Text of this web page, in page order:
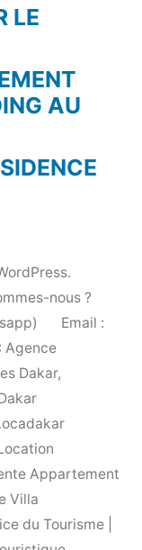
LE
AU
nous ?
Email :
Agence
Dakar,
Appartement
Villa
du Tourisme |